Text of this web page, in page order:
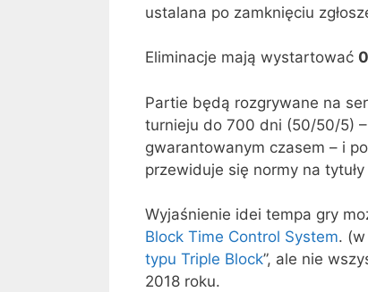
ustalana po zamknięciu
Eliminacje mają wystartować
Partie będą rozgrywane na
turnieju do 700 dni (50/50/5)
gwarantowanym czasem – i
przewiduje się normy na tytuły
Wyjaśnienie idei tempa gry
Block Time Control System.
typu Triple Block”, ale nie
2018 roku.